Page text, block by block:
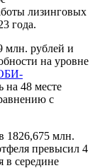
лизинговых
года.
млн. рублей и
на уровне
на 48 месте
с
1826,675 млн.
превысил 4
в середине